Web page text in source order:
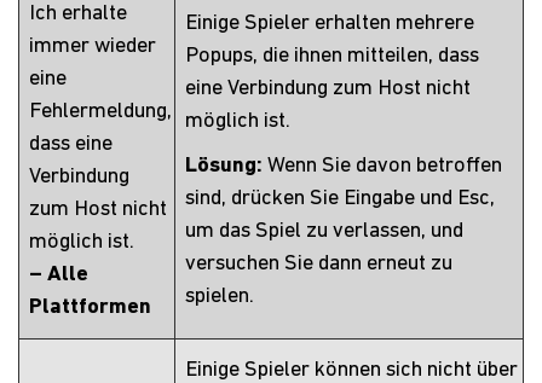
Ich erhalte
immer wieder
eine
Fehlermeldung,
dass eine
Verbindung
zum Host nicht
möglich ist.
– Alle
Plattformen
Einige Spieler erhalten mehrere
Popups, die ihnen mitteilen, dass
eine Verbindung zum Host nicht
möglich ist.
Lösung: Wenn Sie davon betroffen
sind, drücken Sie Eingabe und Esc,
um das Spiel zu verlassen, und
versuchen Sie dann erneut zu
spielen.
Einige Spieler können sich nicht über